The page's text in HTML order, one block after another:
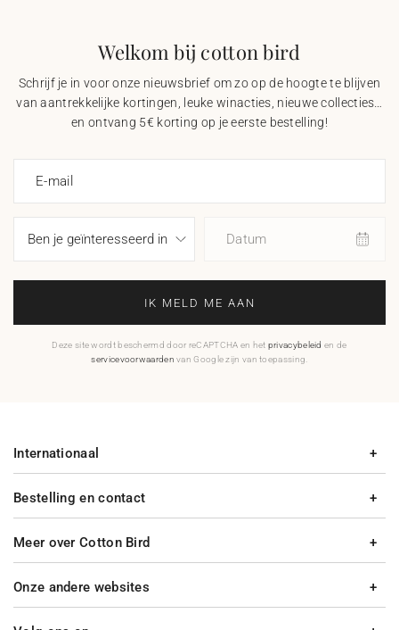
Welkom bij cotton bird
Schrijf je in voor onze nieuwsbrief om zo op de hoogte te blijven
van aantrekkelijke kortingen, leuke winacties, nieuwe collecties…
en ontvang 5€ korting op je eerste bestelling!
E-mail
Datum
IK MELD ME AAN
Deze site wordt beschermd door reCAPTCHA en het privacybeleid en de
servicevoorwaarden van Google zijn van toepassing.
Bestelling en contact
Meer over Cotton Bird
Internationaal
Onze andere websites